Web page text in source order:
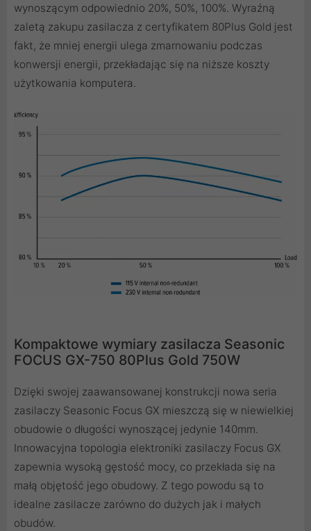
wynoszącym odpowiednio 20%, 50%, 100%. Wyraźną
zaletą zakupu zasilacza z certyfikatem 80Plus Gold jest
fakt, że mniej energii ulega zmarnowaniu podczas
konwersji energii, przekładając się na niższe koszty
użytkowania komputera.
Kompaktowe wymiary zasilacza Seasonic
FOCUS GX-750 80Plus Gold 750W
Dzięki swojej zaawansowanej konstrukcji nowa seria
zasilaczy Seasonic Focus GX mieszczą się w niewielkiej
obudowie o długości wynoszącej jedynie 140mm.
Innowacyjna topologia elektroniki zasilaczy Focus GX
zapewnia wysoką gęstość mocy, co przekłada się na
małą objętość jego obudowy. Z tego powodu są to
idealne zasilacze zarówno do dużych jak i małych
obudów.